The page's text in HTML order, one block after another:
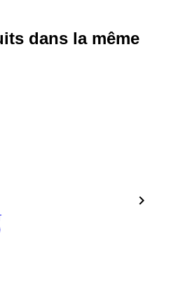
dans la même
